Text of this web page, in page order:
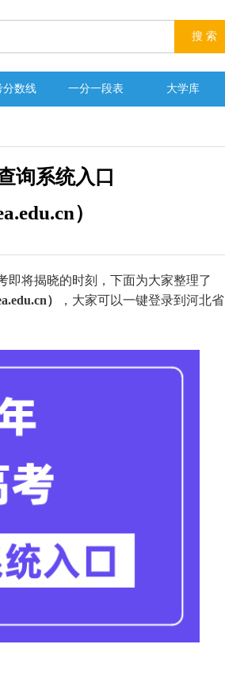
分数线 一分一段表 大学库
询系统入口
）
将揭晓的时刻，下面为大家整理了
）
，大家可以一键登录到河北省